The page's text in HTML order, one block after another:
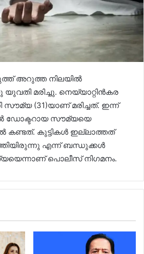
അറുത്ത നിലയില്‍
യുവതി മരിച്ചു. നെയ്യാറ്റിന്‍കര
സൗമ്യ (31)യാണ് മരിച്ചത്. ഇന്ന്
ഡോക്ടറായ സൗമ്യയെ
കണ്ടത്. കുട്ടികള്‍ ഇല്ലാത്തത്
എന്ന് ബന്ധുക്കള്‍
പൊലീസ് നിഗമനം.